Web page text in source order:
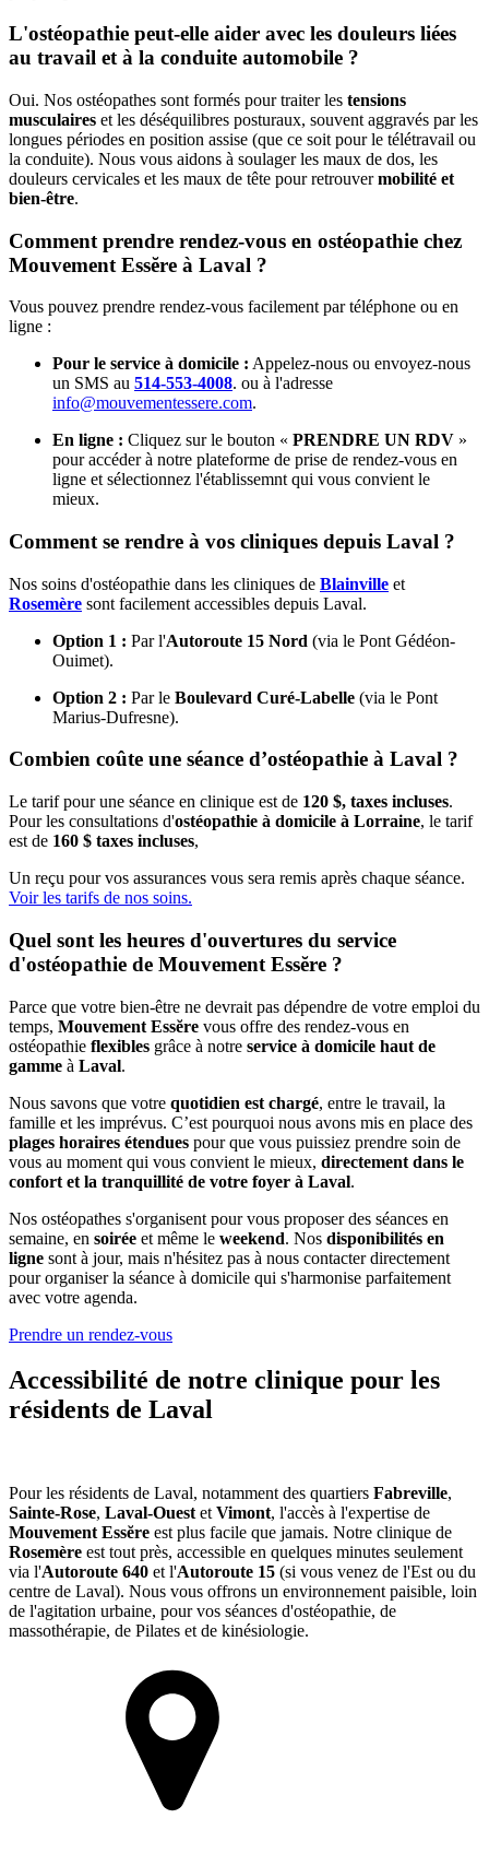
L'ostéopathie peut-elle aider avec les douleurs liées
au travail et à la conduite automobile ?
Oui. Nos ostéopathes sont formés pour traiter les tensions
musculaires et les déséquilibres posturaux, souvent aggravés par les
longues périodes en position assise (que ce soit pour le télétravail ou
la conduite). Nous vous aidons à soulager les maux de dos, les
douleurs cervicales et les maux de tête pour retrouvermobilité et
bien-être.
Comment prendre rendez-vous en ostéopathie chez
Mouvement Essĕre à Laval ?
Vous pouvez prendre rendez-vous facilement par téléphone ou en
ligne :
Pour le service à domicile : Appelez-nous ou envoyez-nous
un SMS au 514-553-4008. ou à l'adresse
info@mouvementessere.com.
En ligne : Cliquez sur le bouton « PRENDRE UN RDV »
pour accéder à notre plateforme de prise de rendez-vous en
ligne et sélectionnez l'établissemnt qui vous convient le
mieux.
Comment se rendre à vos cliniques depuis Laval ?
Nos soins d'ostéopathie dans les cliniques de Blainville et
Rosemère sont facilement accessibles depuis Laval.
Option 1 : Par l'Autoroute 15 Nord (via le Pont Gédéon-
Ouimet).
Option 2 : Par le Boulevard Curé-Labelle (via le Pont
Marius-Dufresne).
Combien coûte une séance d’ostéopathie à Laval ?
Le tarif pour une séance en clinique est de 120 $, taxes incluses.
Pour les consultations d'ostéopathie à domicile à Lorraine, le tarif
est de 160 $ taxes incluses,
Un reçu pour vos assurances vous sera remis après chaque séance.
Voir les tarifs de nos soins.
Quel sont les heures d'ouvertures du service
d'ostéopathie de Mouvement Essĕre ?
Parce que votre bien-être ne devrait pas dépendre de votre emploi du
temps, Mouvement Essĕre vous offre des rendez-vous en
ostéopathie flexibles grâce à notre service à domicile haut de
gamme à Laval.
Nous savons que votre quotidien est chargé, entre le travail, la
famille et les imprévus. C’est pourquoi nous avons mis en place des
plages horaires étendues pour que vous puissiez prendre soin de
vous au moment qui vous convient le mieux, directement dans le
confort et la tranquillité de votre foyer à Laval.
Nos ostéopathes s'organisent pour vous proposer des séances en
semaine, en soirée et même le weekend. Nos disponibilités en
ligne sont à jour, mais n'hésitez pas à nous contacter directement
pour organiser la séance à domicile qui s'harmonise parfaitement
avec votre agenda.
Prendre un rendez-vous
Accessibilité de notre clinique pour les
résidents de Laval
Pour les résidents de Laval, notamment des quartiers Fabreville,
Sainte-Rose, Laval-Ouest et Vimont, l'accès à l'expertise de
Mouvement Essĕre est plus facile que jamais. Notre clinique de
Rosemère est tout près, accessible en quelques minutes seulement
via l'Autoroute 640 et l'Autoroute 15 (si vous venez de l'Est ou du
centre de Laval). Nous vous offrons un environnement paisible, loin
de l'agitation urbaine, pour vos séances d'ostéopathie, de
massothérapie, de Pilates et de kinésiologie.